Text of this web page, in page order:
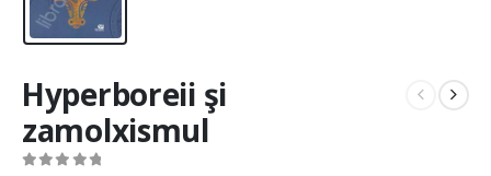
Hyperboreii şi
zamolxismul